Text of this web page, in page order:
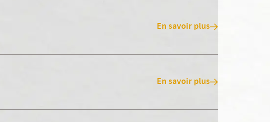
En savoir plus
En savoir plus